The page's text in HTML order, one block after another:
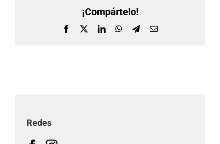
¡Compártelo!
Facebook LinkedInWhatsApp
TelegramCorreo
Redes